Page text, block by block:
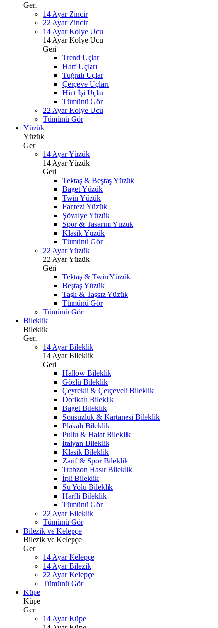
Geri
14 Ayar Zincir
22 Ayar Zincir
14 Ayar Kolye Ucu
14 Ayar Kolye Ucu
Geri
Trend Uçlar
Harf Uçları
Tuğralı Uçlar
Çerçeve Uçları
Hint İşi Uçlar
Tümünü Gör
22 Ayar Kolye Ucu
Tümünü Gör
Yüzük
Yüzük
Geri
14 Ayar Yüzük
14 Ayar Yüzük
Geri
Tektaş & Beştaş Yüzük
Baget Yüzük
Twin Yüzük
Fantezi Yüzük
Şövalye Yüzük
Spor & Tasarım Yüzük
Klasik Yüzük
Tümünü Gör
22 Ayar Yüzük
22 Ayar Yüzük
Geri
Tektaş & Twin Yüzük
Beştaş Yüzük
Taşlı & Taşsız Yüzük
Tümünü Gör
Tümünü Gör
Bileklik
Bileklik
Geri
14 Ayar Bileklik
14 Ayar Bileklik
Geri
Hallow Bileklik
Gözlü Bileklik
Çeyrekli & Çerçeveli Bileklik
Dorikalı Bileklik
Baget Bileklik
Sonsuzluk & Kartanesi Bileklik
Plakalı Bileklik
Pullu & Halat Bileklik
İtalyan Bileklik
Klasik Bileklik
Zarif & Spor Bileklik
Trabzon Hasır Bileklik
İpli Bileklik
Su Yolu Bileklik
Harfli Bileklik
Tümünü Gör
22 Ayar Bileklik
Tümünü Gör
Bilezik ve Kelepçe
Bilezik ve Kelepçe
Geri
14 Ayar Kelepçe
14 Ayar Bilezik
22 Ayar Kelepçe
Tümünü Gör
Küpe
Küpe
Geri
14 Ayar Küpe